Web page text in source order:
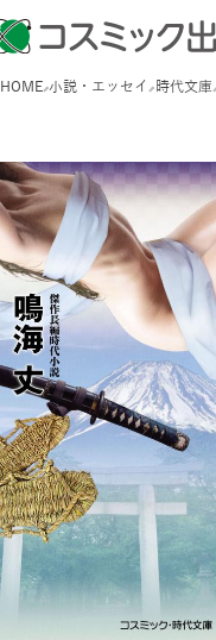
HOME 小説・エッセイ 時代文庫